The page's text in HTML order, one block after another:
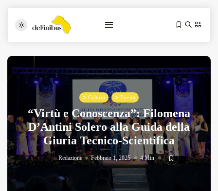
Iosonouncane A Lecce: Concerto Acustico...
Luglio 17, 2026 13 Min
Tarantarte Al Festival De Fès...
Cultura Eventi
“Virtù e Conoscenza”: Filomena
D’Antini Solero alla Guida della
Giuria Tecnico-Scientifica
Redazione Febbraio 1, 2025 4 Min